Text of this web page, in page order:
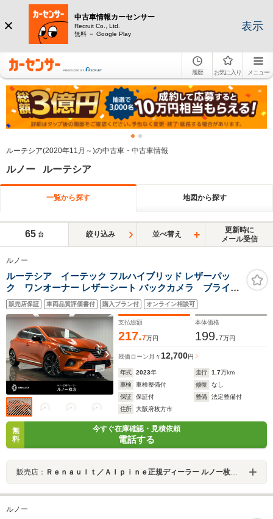
中古車情報カーセンサー
Recruit Co., Ltd.
無料 － Google Play
表示
履歴 お気に入り メニュー
ルーテシア(2020年11月～)の中古車・中古車情報
ルノー ルーテシア
一覧から探す 地図から探す
65 台 絞り込み 並べ替え
更新時に
メール受信
ルノー
ルーテシア イーテック フルハイブリッド レザーパッ
ク ワンオーナー レザーシート バックカメラ ブライン
ドスポットモニター LEDヘッドライト Bluetooth接続
AppleCarPlay ACC 純正17インチAW ステアリングヒー
ター 認定中古車保証
販売店保証 車両品質評価書付 購入プラン付 オンライン相談可
支払総額
217.7万円
本体価格
199.7万円
残価ローン 月々12,700円
年式 2023年 走行 1.7万km
車検
車検整備付 修復
なし
保証
保証付 整備
法定整備付
住所
大阪府枚方市
無
料
今すぐ在庫確認・見積依頼
電話する
販売店： Ｒｅｎａｕｌｔ／Ａｌｐｉｎｅ正規ディーラー ルノー枚方・アルピーヌポイント枚方
ルノー